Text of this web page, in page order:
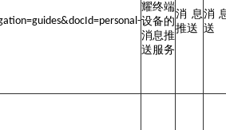
耀终端
设备的
消息推
送服务
消息
推送
消
送